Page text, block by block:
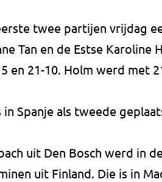
twee partijen vrijdag
Tan en de Estse Karoline
en 21-10. Holm werd met
in Spanje als tweede
uit Den Bosch werd in
uit Finland. Die is in